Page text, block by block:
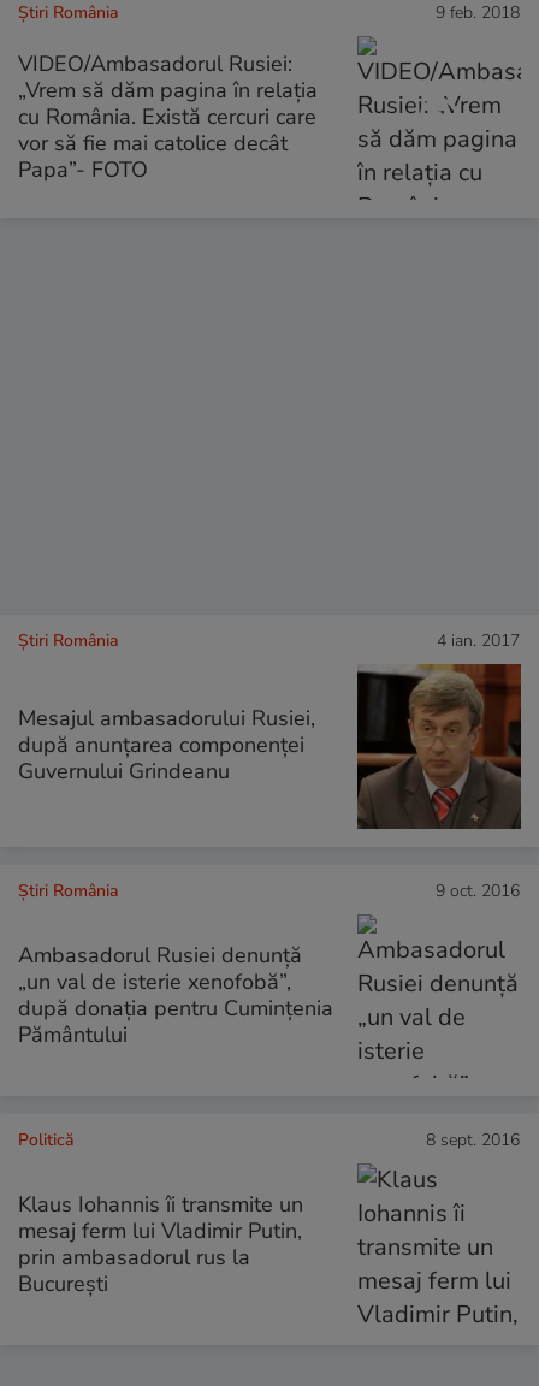
Știri România 9 feb. 2018
VIDEO/Ambasadorul Rusiei:
„Vrem să dăm pagina în relația
cu România. Există cercuri care
vor să fie mai catolice decât
Papa”- FOTO
Știri România 4 ian. 2017
Mesajul ambasadorului Rusiei,
după anunțarea componenței
Guvernului Grindeanu
Știri România 9 oct. 2016
Ambasadorul Rusiei denunță
„un val de isterie xenofobă”,
după donația pentru Cumințenia
Pământului
Politică 8 sept. 2016
Klaus Iohannis îi transmite un
mesaj ferm lui Vladimir Putin,
prin ambasadorul rus la
București